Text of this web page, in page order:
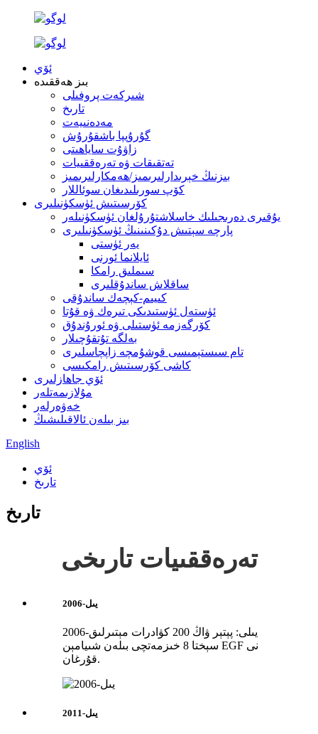
ئۆي
بىز ھەققىدە
شىركەت پروفىلى
تارىخ
مەدەنىيەت
گۇرۇپپا باشقۇرۇش
زاۋۇت ساياھىتى
تەتقىقات ۋە تەرەققىيات
بىزنىڭ خېرىدارلىرىمىز/ھەمكارلىرىمىز
كۆپ سورىلىدىغان سوئاللار
كۆرسىتىش ئۈسكۈنىلىرى
يۇقىرى دەرىجىلىك خاسلاشتۇرۇلغان ئۈسكۈنىلەر
پارچە سېتىش دۇكىنىنىڭ ئۈسكۈنىلىرى
يەر ئۈستى
ئايلانما ئورنى
سىملىق رامكا
ساقلاش ساندۇقلىرى
كىيىم-كېچەك ساندۇقى
ئۈستەل ئۈستىدىكى تىرەك ۋە قۇتا
كۆرگەزمە ئۈستىلى ۋە ئورۇندۇق
بەلگە تۇتقۇچىلار
تام سىستېمىسى قوشۇمچە زاپچاسلىرى
كاشى كۆرسىتىش رامكىسى
ئۆي جاھازلىرى
مۇلازىمەتلەر
خەۋەرلەر
بىز بىلەن ئالاقىلىشىڭ
English
ئۆي
تارىخ
تارىخ
تەرەققىيات تارىخى
2006-يىل
2006-يىلى: پېتېر ۋاڭ 200 كۋادرات مېتىرلىق
سېختا 8 خىزمەتچى بىلەن شىيامېن EGF نى
قۇرغان.
2011-يىل